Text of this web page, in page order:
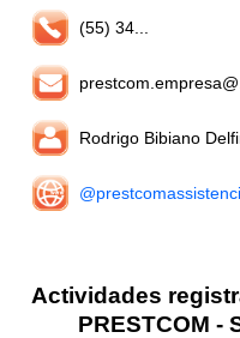
(55) 34...
Rodrigo Bibiano
Actividades
PRESTCOM -